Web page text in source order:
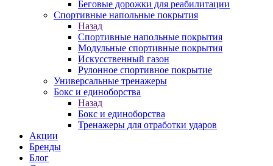
Беговые дорожки для реабилитации
Спортивные напольные покрытия
Назад
Спортивные напольные покрытия
Модульные спортивные покрытия
Искусственный газон
Рулонное спортивное покрытие
Универсальные тренажеры
Бокс и единоборства
Назад
Бокс и единоборства
Тренажеры для отработки ударов
Акции
Бренды
Блог